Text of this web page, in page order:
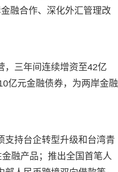
融合作、深化外汇管理改
，三年间连续增资至42亿
亿元金融债券，为两岸金融
支持台企转型升级和台湾青
融产品；推出全国首笔人